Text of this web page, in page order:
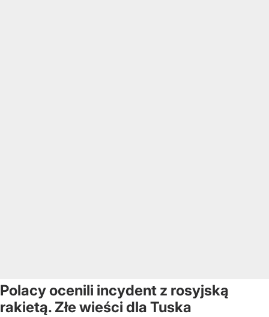
Polacy ocenili incydent z rosyjską
rakietą. Złe wieści dla Tuska